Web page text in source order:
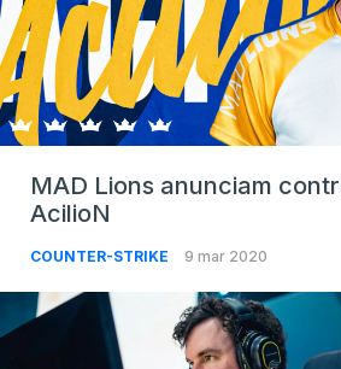
MAD Lions anunciam
AcilioN
COUNTER-STRIKE 9 mar 2020